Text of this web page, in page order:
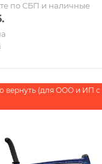
по СБП и наличные
вернуть (для ООО и ИП с